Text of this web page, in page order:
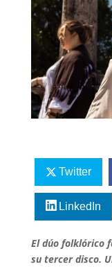
Twitter
LinkedIn
El dúo folklórico
su tercer disco.